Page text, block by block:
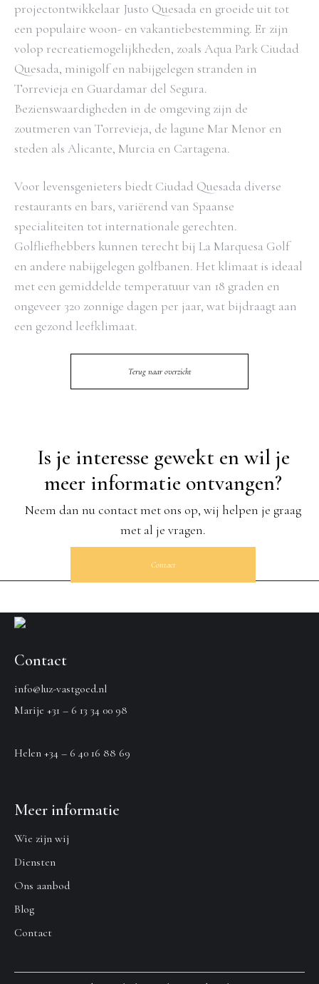
projectontwikkelaar Justo Quesada en groeide uit tot
een populaire woon- en vakantiebestemming. Er zijn
volop recreatiemogelijkheden, zoals Aqua Park Ciudad
Quesada, minigolf en nabijgelegen stranden in
Torrevieja en Guardamar del Segura.
Bezienswaardigheden in de omgeving zijn de
zoutmeren van Torrevieja, de lagune Mar Menor en
steden als Alicante, Murcia en Cartagena.
Voor levensgenieters biedt Ciudad Quesada diverse
restaurants en bars, variërend van Spaanse
specialiteiten tot internationale gerechten.
Golfliefhebbers kunnen terecht bij La Marquesa Golf
en andere nabijgelegen golfbanen. Het klimaat is ideaal
met een gemiddelde temperatuur van 18 graden en
ongeveer 320 zonnige dagen per jaar, wat bijdraagt aan
een gezond leefklimaat.
Terug naar overzicht
Is je interesse gewekt en wil je
meer informatie ontvangen?
Neem dan nu contact met ons op, wij helpen je graag
met al je vragen.
Contact
Contact
info@luz-vastgoed.nl
Marije +31 – 6 13 34 00 98
Helen +34 – 6 40 16 88 69
Meer informatie
Wie zijn wij
Diensten
Ons aanbod
Blog
Contact